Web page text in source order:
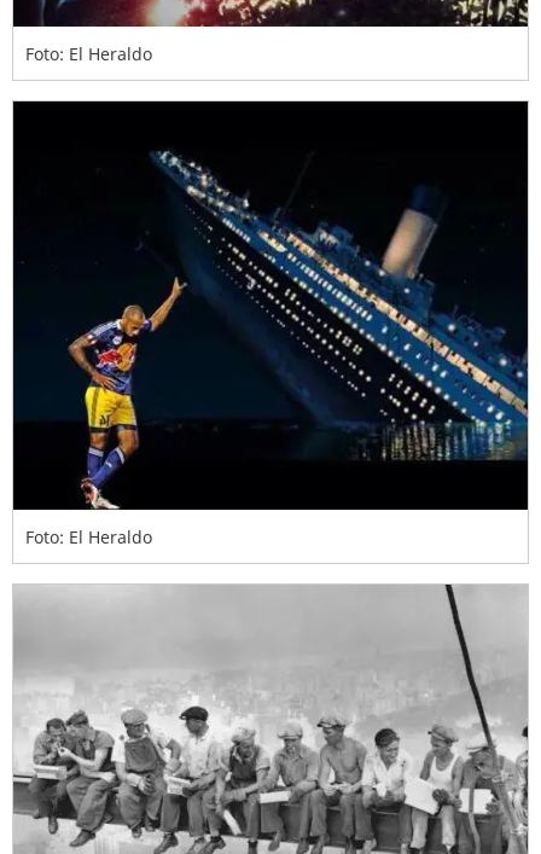
Foto: El Heraldo
Foto: El Heraldo